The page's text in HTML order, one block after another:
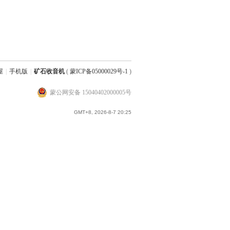
手机版 矿石收音机( 蒙ICP备05000029号-1 )
蒙公网安备 15040402000005号
GMT+8, 2026-8-7 20:25